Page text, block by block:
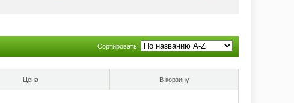
Сортировать:
Цена В корзину